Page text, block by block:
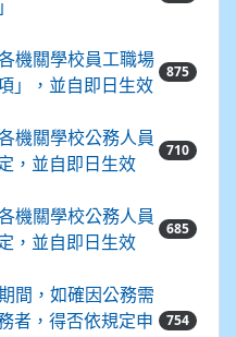
機關學校員工職場
」，並自即日生效
875
機關學校公務人員
，並自即日生效
710
機關學校公務人員
，並自即日生效
685
間，如確因公務需
者，得否依規定申
754